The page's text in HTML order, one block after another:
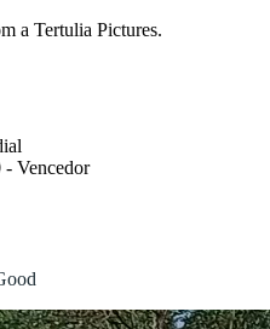
a Tertulia Pictures.
Vencedor